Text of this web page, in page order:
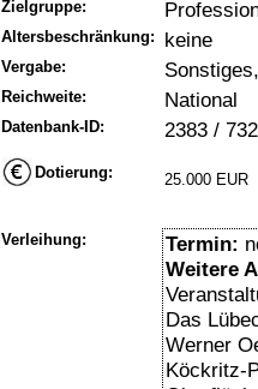
Zielgruppe:
Altersbeschränkung: keine
Vergabe:
Reichweite: National
Datenbank-ID: 2383 / 732
Dotierung: 25.000 EUR
Verleihung: Termin:
Weitere
Das
Werner
Köckritz-